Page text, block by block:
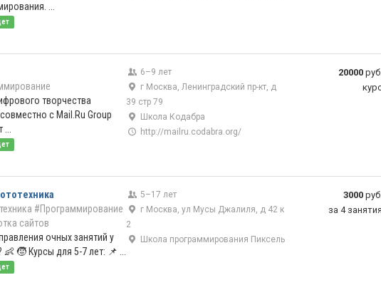
...
творчества
с Mail.Ru Group
6–9 лет
г Москва, Ленинградский пр-кт, д
39 стр 79
Школа Кодабра
http://mailru.codabra.org/
20000
#Программирование
сайтов
очных занятий у
👶 🧒 Курсы для 5-7 лет: 📌 ...
5–17 лет
г Москва, ул Мусы Джалиля, д 42 к
2
Школа программирования Пиксель
3000
за 4 занятия